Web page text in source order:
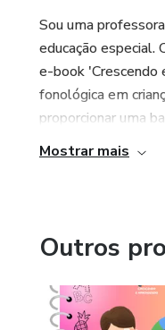
Sou uma
educação especial.
e-book 'Crescendo
fonológica em
proporcionar uma
Mostrar mais
Outros